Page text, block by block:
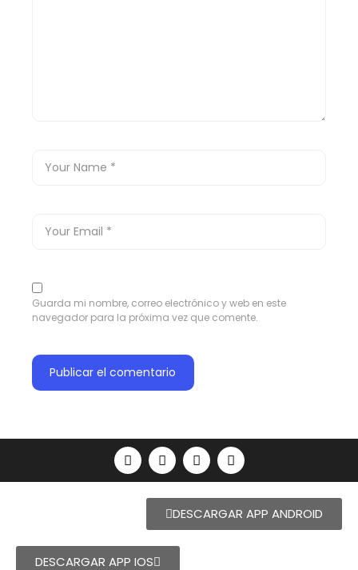
Guarda mi nombre, correo electrónico y web en este
navegador para la próxima vez que comente.
DESCARGAR APP ANDROID
DESCARGAR APP IOS